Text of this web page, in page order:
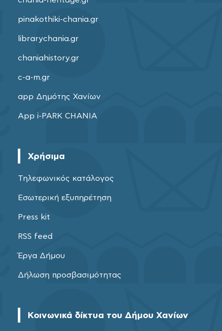
pinakothiki-chania.gr
librarychania.gr
chaniahistory.gr
c-a-m.gr
app Δημότης Χανίων
App i-PARK CHANIA
Χρήσιμα
Τηλεφωνικός κατάλογος
Εσωτερική εξυπηρέτηση
Press kit
RSS feed
Έργα Δήμου
Δήλωση προσβασιμότητας
Κοινωνικά δίκτυα του Δήμου Χανίων